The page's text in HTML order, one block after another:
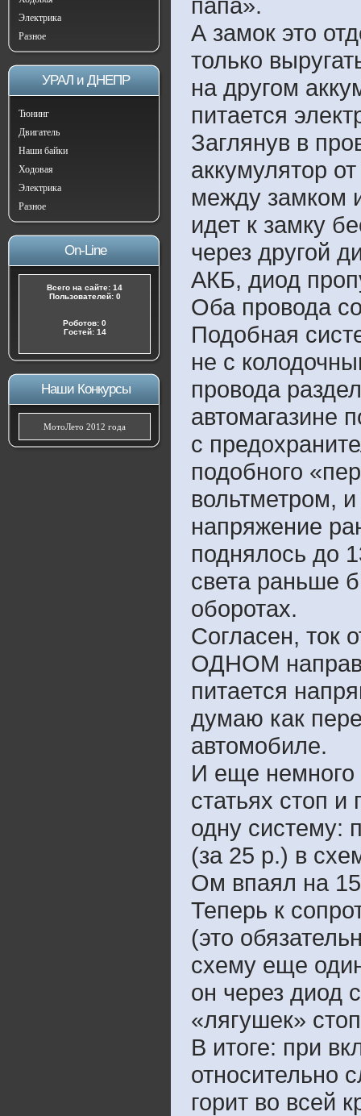
Электрика
Разное
УРАЛ и ДНЕПР
Тюнинг
Двигатель
Наши байки
Ходовая
Электрика
Разное
On-Line
Всего на сайте: 14
Пользователей: 0
Роботов: 0
Гостей: 14
Наши Конкурсы
МотоЛето 2012 года
А замок это
только
на другом
питается
Заглянув в
аккумулятор
между замком
идет к замку
через другой
АКБ, диод
Оба провода
Подобная
не с
провода
автомагазине
с
подобного
вольтметром,
напряжение
поднялось до
света раньше
оборотах.
Согласен, ток
ОДНОМ
питается
думаю как
автомобиле.
И еще немного
статьях стоп
одну систему:
(за 25 р.) в
Ом впаял на
Теперь к
(это
схему еще
он через диод
«лягушек»
В итоге: при
относительно
горит во всей